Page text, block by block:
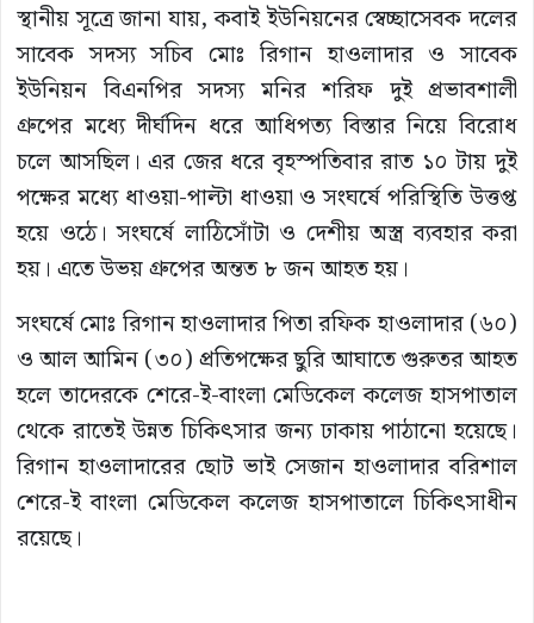
স্থানীয় সূত্রে জানা যায়, কবাই ইউনিয়নের স্বেচ্ছাসেবক দলের
সাবেক সদস্য সচিব মোঃ রিগান হাওলাদার ও সাবেক
ইউনিয়ন বিএনপির সদস্য মনির শরিফ দুই প্রভাবশালী
গ্রুপের মধ্যে দীর্ঘদিন ধরে আধিপত্য বিস্তার নিয়ে বিরোধ
চলে আসছিল। এর জের ধরে বৃহস্পতিবার রাত ১০ টায় দুই
পক্ষের মধ্যে ধাওয়া-পাল্টা ধাওয়া ও সংঘর্ষে পরিস্থিতি উত্তপ্ত
হয়ে ওঠে। সংঘর্ষে লাঠিসোঁটা ও দেশীয় অস্ত্র ব্যবহার করা
হয়। এতে উভয় গ্রুপের অন্তত ৮ জন আহত হয়।
সংঘর্ষে মোঃ রিগান হাওলাদার পিতা রফিক হাওলাদার (৬০)
ও আল আমিন (৩০) প্রতিপক্ষের ছুরি আঘাতে গুরুতর আহত
হলে তাদেরকে শেরে-ই-বাংলা মেডিকেল কলেজ হাসপাতাল
থেকে রাতেই উন্নত চিকিৎসার জন্য ঢাকায় পাঠানো হয়েছে।
রিগান হাওলাদারের ছোট ভাই সেজান হাওলাদার বরিশাল
শেরে-ই বাংলা মেডিকেল কলেজ হাসপাতালে চিকিৎসাধীন
রয়েছে।